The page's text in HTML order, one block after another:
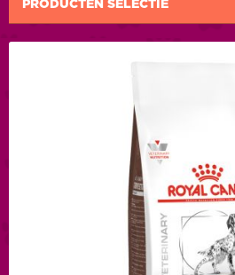
PRODUCTEN SELECTIE